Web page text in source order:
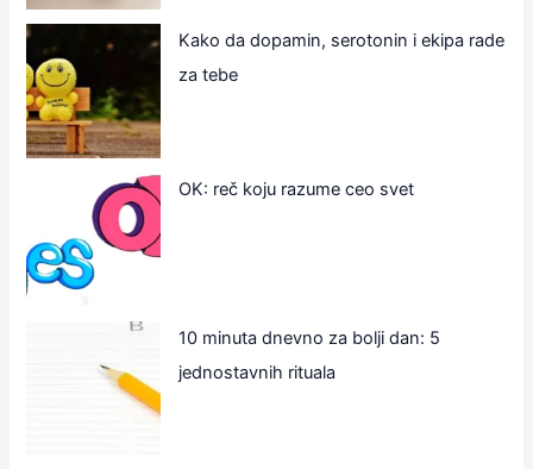
Kako da dopamin, serotonin i ekipa rade
za tebe
OK: reč koju razume ceo svet
10 minuta dnevno za bolji dan: 5
jednostavnih rituala